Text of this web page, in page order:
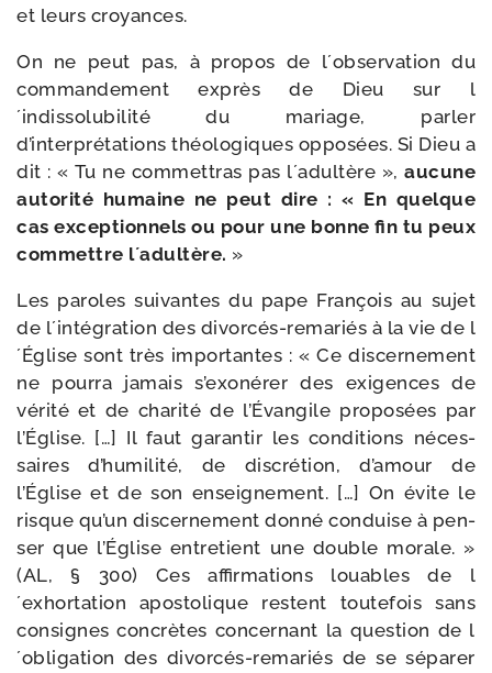
et leurs croyances.
On ne peut pas, à pro­pos de l´observation du
com­man­de­ment exprès de Dieu sur l
´indissolubilité du mariage, par­ler
d’interprétations théo­lo­giques oppo­sées. Si Dieu a
dit : « Tu ne com­met­tras pas l´adultère », aucune
auto­ri­té humaine ne peut dire : « En quelque
cas excep­tion­nels ou pour une bonne fin tu peux
com­mettre l´adultère. »
Les paroles sui­vantes du pape François au sujet
de l´intégration des divorcés-​remariés à la vie de l
´Église sont très impor­tantes : « Ce dis­cer­ne­ment
ne pour­ra jamais s’exonérer des exi­gences de
véri­té et de cha­ri­té de l’Évangile pro­po­sées par
l’Église. […] Il faut garan­tir les condi­tions néces­
saires d’humilité, de dis­cré­tion, d’amour de
l’Église et de son ensei­gne­ment. […] On évite le
risque qu’un dis­cer­ne­ment don­né conduise à pen­
ser que l’Église entre­tient une double morale. »
(AL, § 300) Ces affir­ma­tions louables de l
´exhortation apos­to­lique res­tent tou­te­fois sans
consignes concrètes concer­nant la ques­tion de l
´obligation des divorcés-​remariés de se sépa­rer